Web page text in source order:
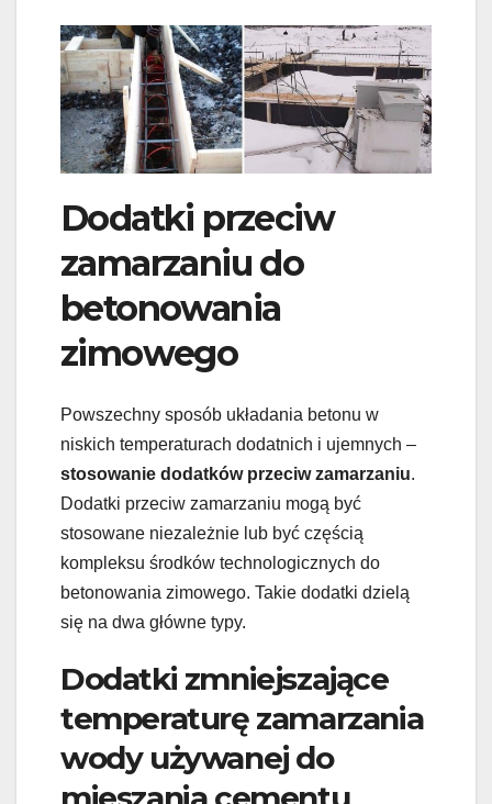
Dodatki przeciw
zamarzaniu do
betonowania
zimowego
Powszechny sposób układania betonu w
niskich temperaturach dodatnich i ujemnych –
stosowanie dodatków przeciw zamarzaniu.
Dodatki przeciw zamarzaniu mogą być
stosowane niezależnie lub być częścią
kompleksu środków technologicznych do
betonowania zimowego. Takie dodatki dzielą
się na dwa główne typy.
Dodatki zmniejszające
temperaturę zamarzania
wody używanej do